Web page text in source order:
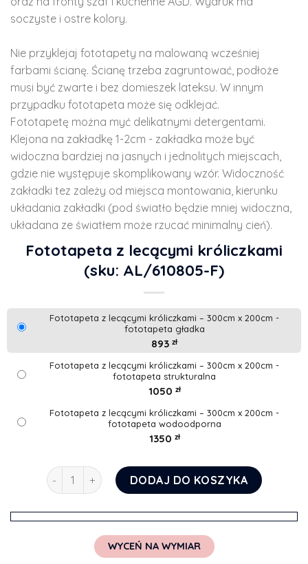
soczyste i ostre kolory.
Nie przyklejaj fototapety na malowaną wcześniej
farbami ścianę. Ścianę trzeba zagruntować, podłoże
musi być zwarte i bez domieszek lateksu. W innym
przypadku fototapeta może się odklejać.
Fototapetę można myć delikatnymi detergentami.
Klejona na zakładkę 1-2cm - zakładka może być
widoczna bardziej na jasnych i jednolitych miejscach,
gdzie nie występuje skomplikowany wzór. Widoczność
zakładki tez zależy od miejsca montowania, kierunku
układania zakładki (pod światło będzie mniej widoczna,
układana ze światłem może rzucać minimalny cień).
Fototapeta z lecącymi króliczkami
(sku: AL/610805-F)
Fototapeta z lecącymi króliczkami – 300cm x 200cm -
fototapeta gładka
893 zł
Fototapeta z lecącymi króliczkami – 300cm x 200cm -
fototapeta strukturalna
1050 zł
Fototapeta z lecącymi króliczkami – 300cm x 200cm -
fototapeta wodoodporna
1350 zł
ilość Fototapeta z lecącymi króliczkami
DODAJ DO KOSZYKA
WYCEŃ NA WYMIAR